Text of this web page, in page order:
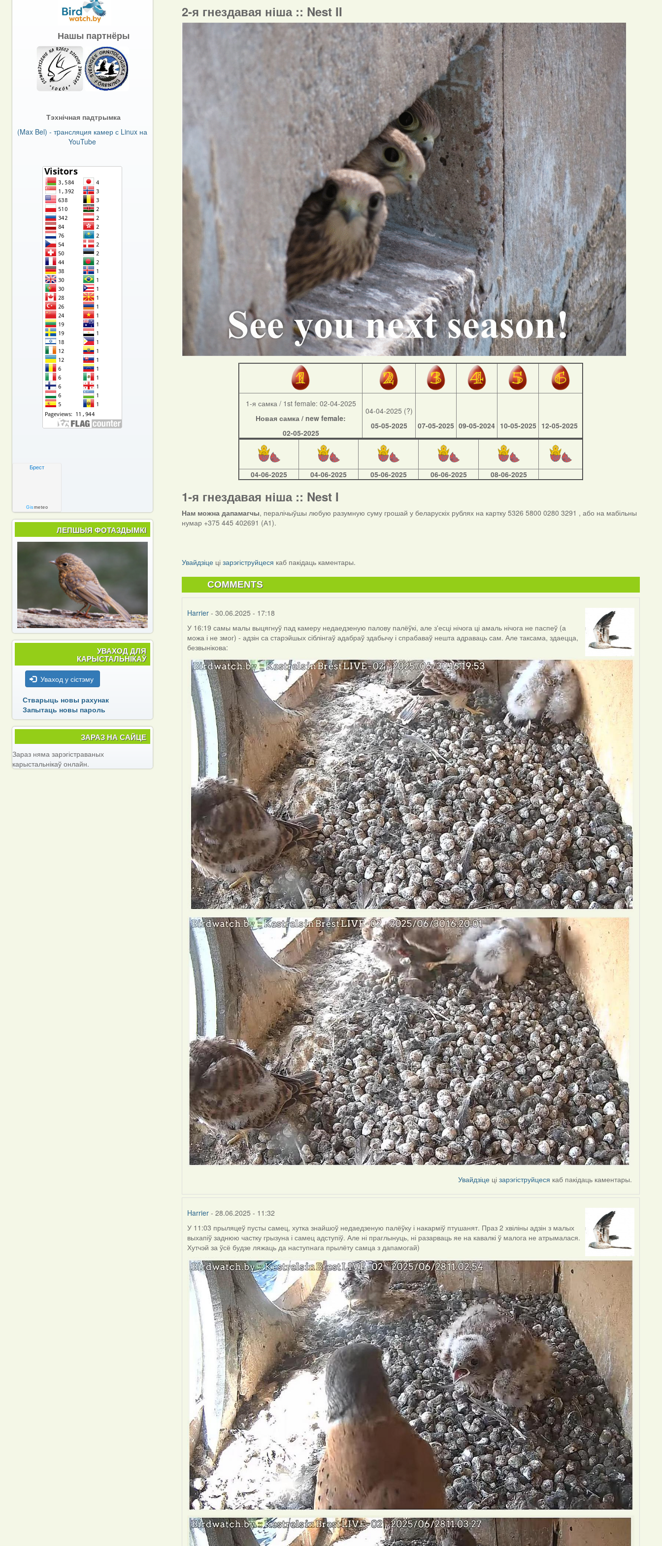
2-я гнездавая ніша :: Nest II
1-я самка / 1st female: 02-04-2025
Новая самка / new female:
02-05-2025
04-04-2025 (?)
05-05-2025
07-05-2025 09-05-2024 10-05-2025 12-05-2025
04-06-2025 04-06-2025 05-06-2025 06-06-2025 08-06-2025
1-я гнездавая ніша :: Nest I
Нам можна дапамагчы, пералічыўшы любую разумную суму грошай у беларускіх рублях на картку 5326 5800 0280 3291 , або на мабільны
нумар +375 445 402691 (А1).
Увайдзіце цізарэгіструйцеся каб пакідаць каментары.
COMMENTS
Harrier - 30.06.2025 - 17:18
У 16:19 самы малы выцягнуў пад камеру недаедзеную палову палёўкі, але з'есці нічога ці амаль нічога не паспеў (а
можа і не змог) - адзін са старэйшых сіблінгаў адабраў здабычу і спрабаваў нешта адраваць сам. Але таксама, здаецца,
безвынікова:
Увайдзіце цізарэгіструйцеся каб пакідаць каментары.
Harrier - 28.06.2025 - 11:32
У 11:03 прыляцеў пусты самец, хутка знайшоў недаедзеную палёўку і накарміў птушанят. Праз 2 хвіліны адзін з малых
выхапіў заднюю частку грызуна і самец адступіў. Але ні праглынуць, ні разарваць яе на кавалкі ў малога не атрымалася.
Хутчэй за ўсё будзе ляжаць да наступнага прылёту самца з дапамогай)
Нашы партнёры
Тэхнічная падтрымка
(Max Bel) - тpансляция камер с Linux на
YouTube
Брест
Gismeteo
ЛЕПШЫЯ ФОТАЗДЫМКІ
УВАХОД ДЛЯ
КАРЫСТАЛЬНІКАЎ
Уваход у сістэму
Стварыць новы рахунак
Запытаць новы пароль
ЗАРАЗ НА САЙЦЕ
Зараз няма зарэгістраваных
карыстальнікаў онлайн.